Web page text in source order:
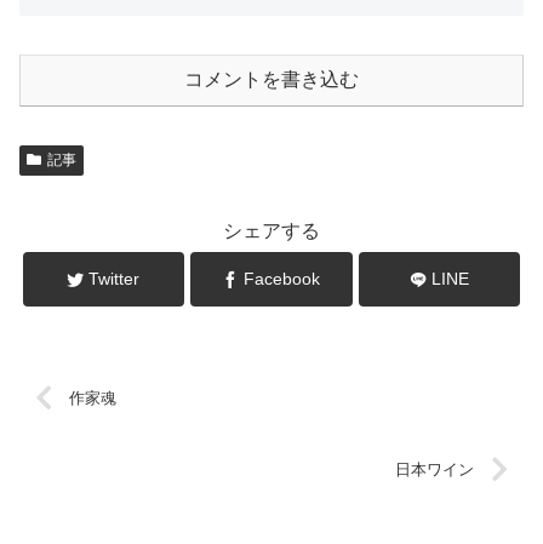
コメントを書き込む
記事
シェアする
Twitter Facebook LINE
作家魂
日本ワイン